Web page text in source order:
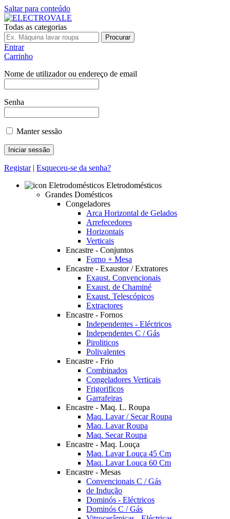
Saltar para conteúdo
Todas as categorias
Procurar
Entrar
Carrinho
Nome de utilizador ou endereço de email
Senha
Manter sessão
Registar| Esqueceu-se da senha?
Eletrodomésticos
Grandes Domésticos
Congeladores
Arca Horizontal de Gelados
Arrefecedores
Horizontais
Verticais
Encastre - Conjuntos
Forno + Mesa
Encastre - Exaustor / Extratores
Exaust. Convencionais
Exaust. de Chaminé
Exaust. Telescópicos
Extractores
Encastre - Fornos
Independentes - Eléctricos
Independentes C / Gás
Piroliticos
Polivalentes
Encastre - Frio
Combinados
Congeladores Verticais
Frigorificos
Garrafeiras
Encastre - Maq. L. Roupa
Maq. Lavar / Secar Roupa
Maq. Lavar Roupa
Maq. Secar Roupa
Encastre - Maq. Louça
Maq. Lavar Louça 45 Cm
Maq. Lavar Louça 60 Cm
Encastre - Mesas
Convencionais C / Gás
de Indução
Dominós - Eléctricos
Dominós C / Gás